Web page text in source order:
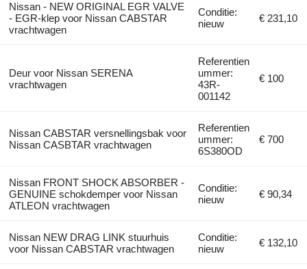
Nissan - NEW ORIGINAL EGR VALVE
- EGR-klep voor Nissan CABSTAR
vrachtwagen
Conditie:
nieuw
€ 231,10
Deur voor Nissan SERENA
vrachtwagen
Referentien
ummer:
43R-
001142
€ 100
Nissan CABSTAR versnellingsbak voor
Nissan CASBTAR vrachtwagen
Referentien
ummer:
6S380OD
€ 700
Nissan FRONT SHOCK ABSORBER -
GENUINE schokdemper voor Nissan
ATLEON vrachtwagen
Conditie:
nieuw
€ 90,34
Nissan NEW DRAG LINK stuurhuis
voor Nissan CABSTAR vrachtwagen
Conditie:
nieuw
€ 132,10